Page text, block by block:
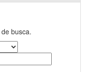
busca.